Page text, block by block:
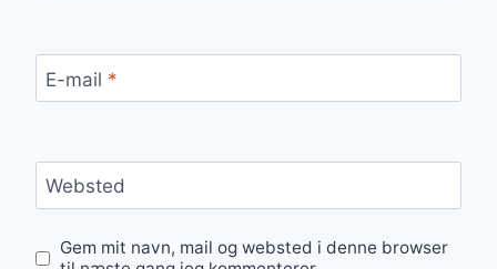
E-mail *
Websted
Gem mit navn, mail og websted i denne browser